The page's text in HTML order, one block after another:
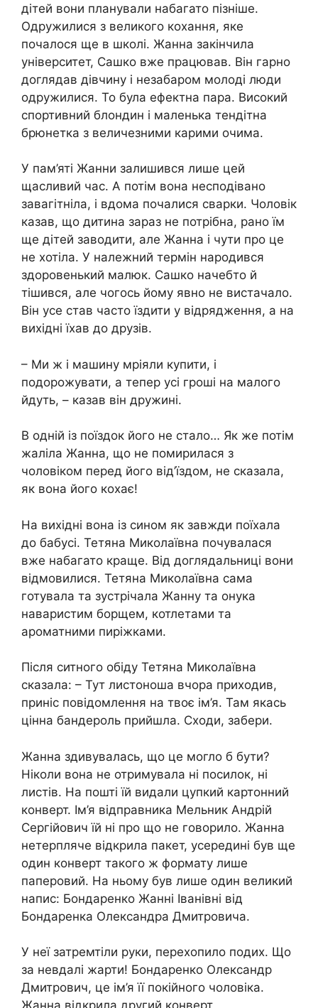
дітей вони планували набагато пізніше.
Одружилися з великого кохання, яке
почалося ще в школі. Жанна закінчила
університет, Сашко вже працював. Він гарно
доглядав дівчину і незабаром молоді люди
одружилися. То була ефектна пара. Високий
спортивний блондин і маленька тендітна
брюнетка з величезними карими очима.
У пам’яті Жанни залишився лише цей
щасливий час. А потім вона несподівано
завагітніла, і вдома почалися сварки. Чоловік
казав, що дитина зараз не потрібна, рано їм
ще дітей заводити, але Жанна і чути про це
не хотіла. У належний термін народився
здоровенький малюк. Сашко начебто й
тішився, але чогось йому явно не вистачало.
Він усе став часто їздити у відрядження, а на
вихідні їхав до друзів.
– Ми ж і машину мріяли купити, і
подорожувати, а тепер усі гроші на малого
йдуть, – казав він дружині.
В одній із поїздок його не стало… Як же потім
жаліла Жанна, що не помирилася з
чоловіком перед його від’їздом, не сказала,
як вона його кохає!
На вихідні вона із сином як завжди поїхала
до бабусі. Тетяна Миколаївна почувалася
вже набагато краще. Від доглядальниці вони
відмовилися. Тетяна Миколаївна сама
готувала та зустрічала Жанну та онука
наваристим борщем, котлетами та
ароматними пиріжками.
Після ситного обіду Тетяна Миколаївна
сказала: – Тут листоноша вчора приходив,
приніс повідомлення на твоє ім’я. Там якась
цінна бандероль прийшла. Сходи, забери.
Жанна здивувалась, що це могло б бути?
Ніколи вона не отримувала ні посилок, ні
листів. На пошті їй видали цупкий картонний
конверт. Ім’я відправника Мельник Андрій
Сергійович їй ні про що не говорило. Жанна
нетерпляче відкрила пакет, усередині був ще
один конверт такого ж формату лише
паперовий. На ньому був лише один великий
напис: Бондаренко Жанні Іванівні від
Бондаренка Олександра Дмитровича.
У неї затремтіли руки, перехопило подих. Що
за невдалі жарти! Бондаренко Олександр
Дмитрович, це ім’я її покійного чоловіка.